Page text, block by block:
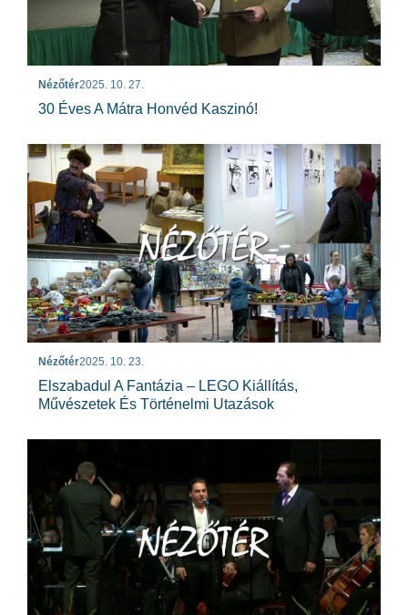
Nézőtér2025. 10. 27.
30 Éves A Mátra Honvéd Kaszinó!
Nézőtér2025. 10. 23.
Elszabadul A Fantázia – LEGO Kiállítás,
Művészetek És Történelmi Utazások